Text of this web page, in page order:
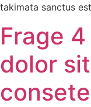
takimata sanctus
Frage
dolor